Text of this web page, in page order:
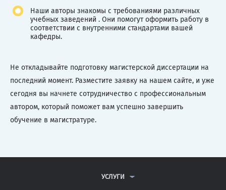
Наши авторы знакомы с требованиями различных
учебных заведений . Они помогут оформить работу в
соответствии с внутренними стандартами вашей
кафедры.
Не откладывайте подготовку магистерской диссертации на
последний момент. Разместите заявку на нашем сайте, и уже
сегодня вы начнете сотрудничество с профессиональным
автором, который поможет вам успешно завершить
обучение в магистратуре.
УСЛУГИ